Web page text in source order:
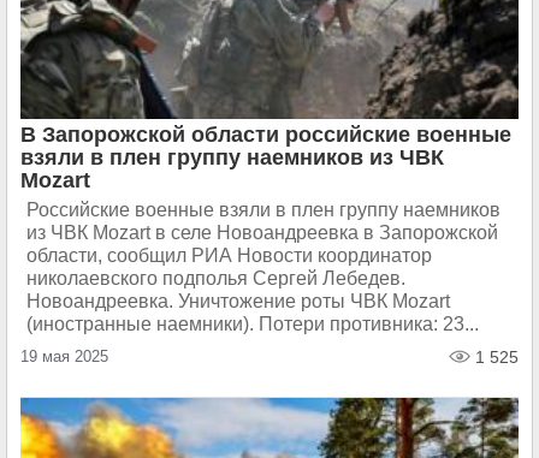
В Запорожской области российские военные
взяли в плен группу наемников из ЧВК
Mozart
Российские военные взяли в плен группу наемников
из ЧВК Mozart в селе Новоандреевка в Запорожской
области, сообщил РИА Новости координатор
николаевского подполья Сергей Лебедев.
Новоандреевка. Уничтожение роты ЧВК Mozart
(иностранные наемники). Потери противника: 23...
19 мая 2025 1 525